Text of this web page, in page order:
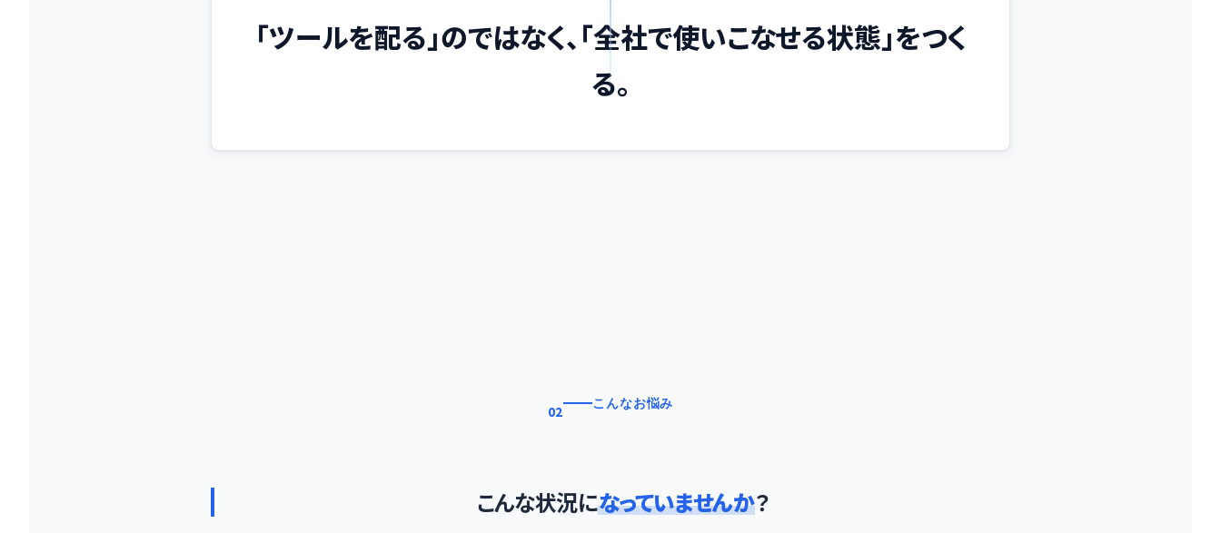
「ツールを配る」のではなく、「全社で使いこなせる状態」をつく
る。
02
こんなお悩み
こんな状況になっていませんか？